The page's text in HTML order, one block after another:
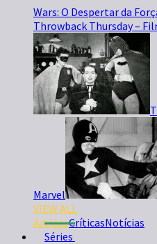
Wars: O Despertar da
Throwback Thursday –
Marvel
VIEW ALL
ArtigosCríticasNotícias
Séries